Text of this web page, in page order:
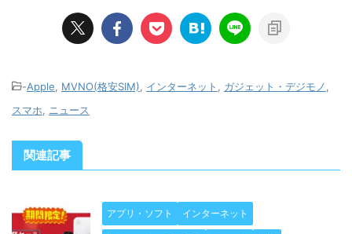
-Apple, MVNO(格安SIM), インターネット , ガジェット・デジモノ,
スマホ, ニュース
関連記事
アプリ・ソフト インターネット